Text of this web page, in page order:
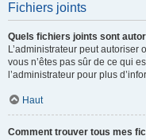
Fichiers joints
Quels fichiers joints sont
L’administrateur peut autoriser
vous n’êtes pas sûr de ce qui
l’administrateur pour plus
Haut
Comment trouver tous mes